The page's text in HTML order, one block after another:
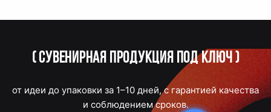
(Сувенирная продукция под ключ)
от идеи до упаковки за 1–10 дней, с гарантией качества
и соблюдением сроков.